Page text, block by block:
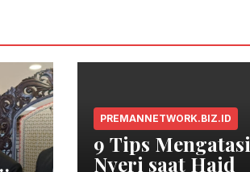
PREMANNETWORK.BIZ.ID
9 Tips Mengatasi
Nyeri saat Haid